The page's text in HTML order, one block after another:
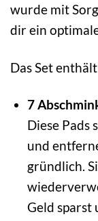
wurde mit
dir ein
Das Set
7
Diese Pads
und
gründlich.
Geld sparst